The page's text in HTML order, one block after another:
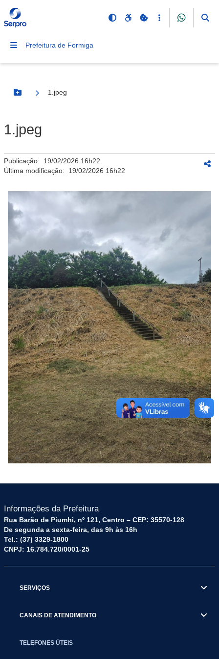
Prefeitura de Formiga
Botão Menu
1.jpeg
1.jpeg
Publicação: 19/02/2026 16h22
Última modificação: 19/02/2026 16h22
Informações da Prefeitura
Rua Barão de Piumhi, nº 121, Centro – CEP: 35570-128
De segunda a sexta-feira, das 9h às 16h
Tel.: (37) 3329-1800
CNPJ: 16.784.720/0001-25
SERVIÇOS
CANAIS DE ATENDIMENTO
TELEFONES ÚTEIS